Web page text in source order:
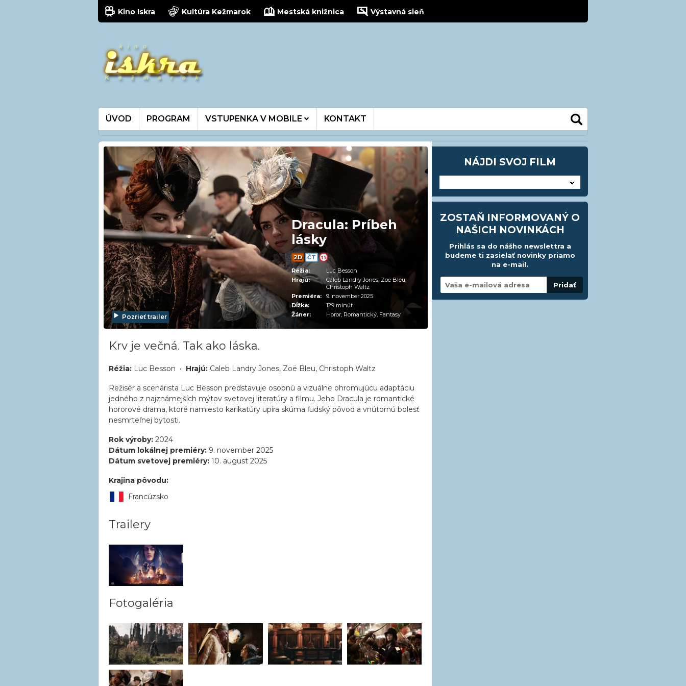
Kino Iskra Kultúra Kežmarok Mestská knižnica Výstavná sieň
ÚVOD PROGRAM VSTUPENKA V MOBILE KONTAKT
Pozrieť trailer
Dracula: Príbeh
lásky
2D ČT
15
Réžia:
Luc Besson
Hrajú:
Caleb Landry Jones, Zoë Bleu,
Christoph Waltz
Premiéra:
9. november 2025
Dĺžka:
129 minút
Žáner:
Horor, Romantický, Fantasy
Krv je večná. Tak ako láska.
Réžia: Luc Besson • Hrajú: Caleb Landry Jones, Zoë Bleu, Christoph Waltz
Režisér a scenárista Luc Besson predstavuje osobnú a vizuálne ohromujúcu adaptáciu
jedného z najznámejších mýtov svetovej literatúry a filmu. Jeho Dracula je romantické
hororové drama, ktoré namiesto karikatúry upíra skúma ľudský pôvod a vnútornú bolesť
nesmrteľnej bytosti.
Rok výroby: 2024
Dátum lokálnej premiéry: 9. november 2025
Dátum svetovej premiéry: 10. august 2025
Krajina pôvodu:
Francúzsko
Trailery
Fotogaléria
NÁJDI SVOJ FILM
ZOSTAŇ INFORMOVANÝ O
NAŠICH NOVINKÁCH
Prihlás sa do nášho newslettra a
budeme ti zasielať novinky priamo
na e-mail.